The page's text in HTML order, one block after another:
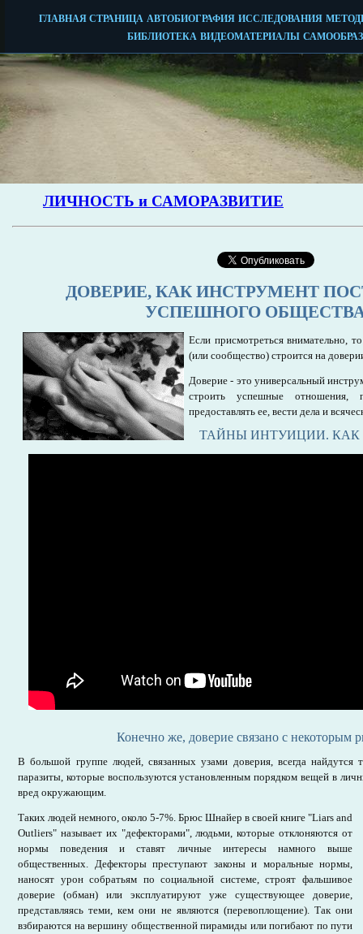
ДОВЕРИЕ, КАК ИНСТРУМЕНТ
УСПЕШНОГО
Если присмотреться внимательно,
(или сообщество) строится на
Доверие - это универсальный
строить успешные отношения,
предоставлять ее, вести дела и
ТАЙНЫ ИНТУИЦИИ. КАК
Конечно же, доверие связано с некоторым
В большой группе людей, связанных узами доверия, всегда найдутся
паразиты, которые воспользуются установленным порядком вещей в
вред окружающим.
Таких людей немного, около 5-7%. Брюс Шнайер в своей книге "Liars and
Outliers" называет их "дефекторами", людьми, которые отклоняются от
нормы поведения и ставят личные интересы намного выше
общественных. Дефекторы преступают законы и моральные нормы,
наносят урон собратьям по социальной системе, строят фальшивое
доверие (обман) или эксплуатируют уже существующее доверие,
представляясь теми, кем они не являются (перевоплощение). Так они
взбираются на вершину общественной пирамиды или погибают по пути